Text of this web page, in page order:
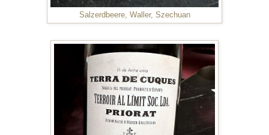
Salzerdbeere, Waller, Szechuan